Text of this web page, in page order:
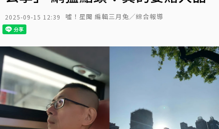
2025-09-15 12:39 噓！星聞 編輯三月兔／綜合報導